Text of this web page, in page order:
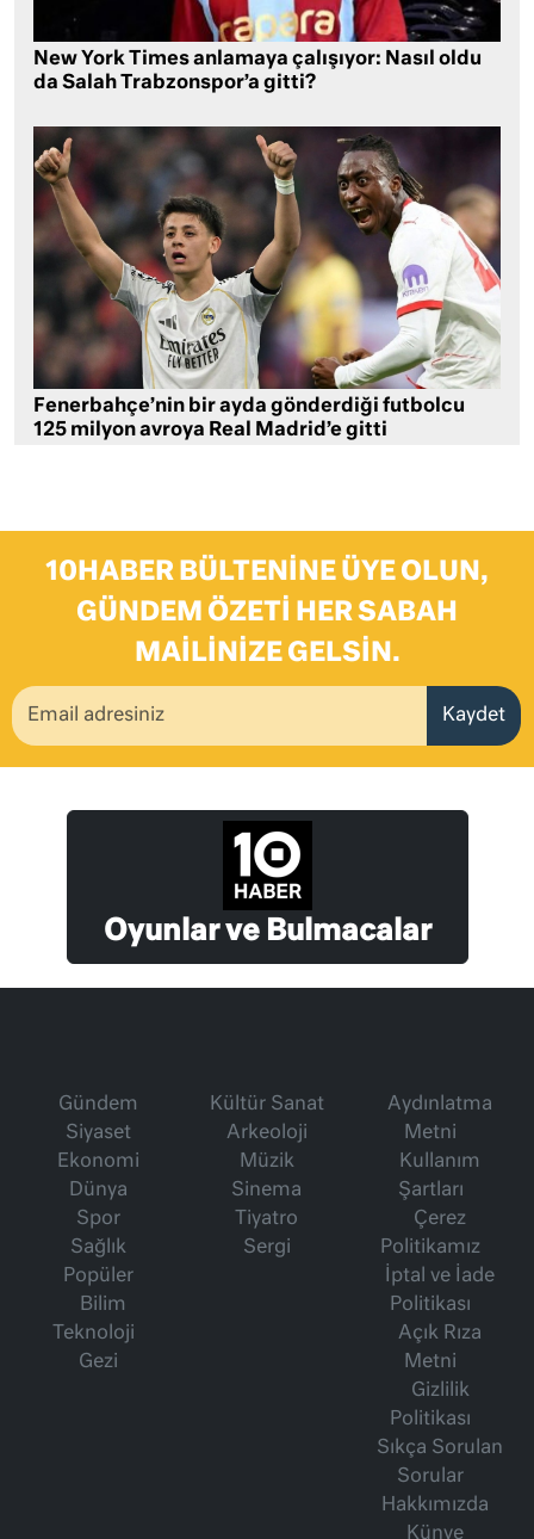
New York Times anlamaya çalışıyor: Nasıl oldu
da Salah Trabzonspor’a gitti?
Fenerbahçe’nin bir ayda gönderdiği futbolcu
125 milyon avroya Real Madrid’e gitti
10HABER BÜLTENINE ÜYE OLUN,
GÜNDEM ÖZETI HER SABAH
MAILINIZE GELSIN.
Kaydet
Oyunlar ve Bulmacalar
Gündem
Siyaset
Ekonomi
Dünya
Spor
Sağlık
Popüler
Bilim
Teknoloji
Gezi
Kültür Sanat
Arkeoloji
Müzik
Sinema
Tiyatro
Sergi
Aydınlatma
Metni
Kullanım
Şartları
Çerez
Politikamız
İptal ve İade
Politikası
Açık Rıza
Metni
Gizlilik
Politikası
Sıkça Sorulan
Sorular
Hakkımızda
Künye